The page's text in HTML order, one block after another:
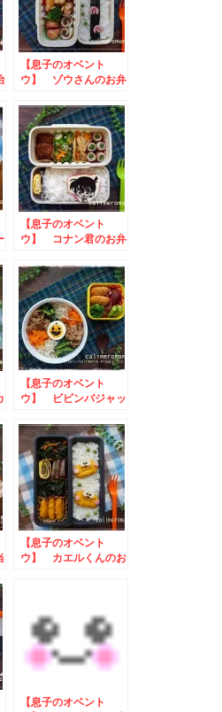
【息子のオベント
ウ】 ゾウさんのお弁
ぶお菓子フォトコンテ
スト
【息子のオベント
ウ】 コナン君のお弁
アートを作ろうキャン
ペーン
【息子のオベント
ウ】 ビビンバジャッ
toコスタのある生活
【息子のオベント
ウ】 カエルくんのお
【息子のオベント